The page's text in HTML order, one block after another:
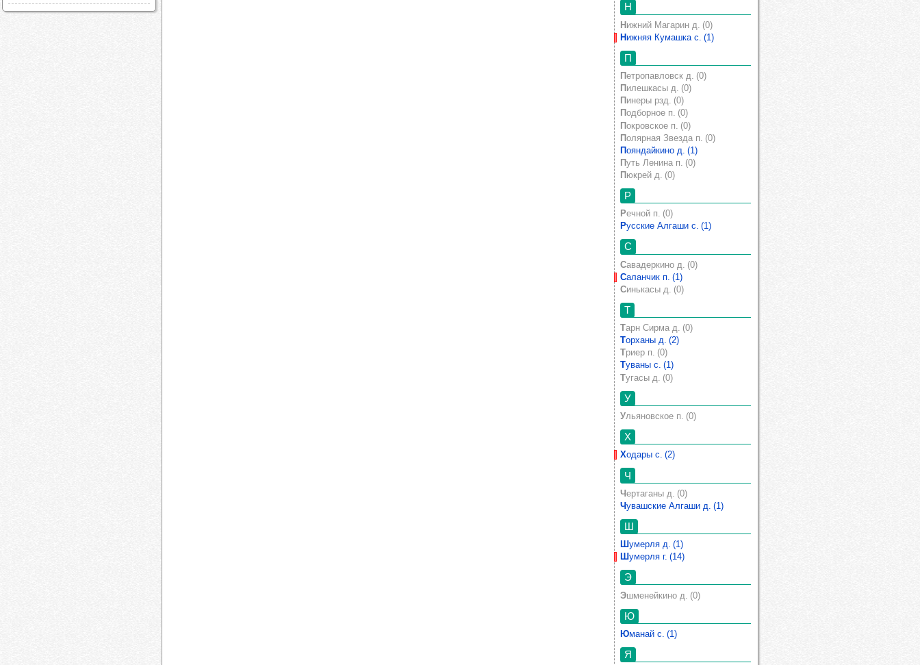
Н
Нижний Магарин д. (0)
Нижняя Кумашка с. (1)
П
Петропавловск д. (0)
Пилешкасы д. (0)
Пинеры рзд. (0)
Подборное п. (0)
Покровское п. (0)
Полярная Звезда п. (0)
Пояндайкино д. (1)
Путь Ленина п. (0)
Пюкрей д. (0)
Р
Речной п. (0)
Русские Алгаши с. (1)
С
Савадеркино д. (0)
Саланчик п. (1)
Синькасы д. (0)
Т
Тарн Сирма д. (0)
Торханы д. (2)
Триер п. (0)
Туваны с. (1)
Тугасы д. (0)
У
Ульяновское п. (0)
Х
Ходары с. (2)
Ч
Чертаганы д. (0)
Чувашские Алгаши д. (1)
Ш
Шумерля д. (1)
Шумерля г. (14)
Э
Эшменейкино д. (0)
Ю
Юманай с. (1)
Я